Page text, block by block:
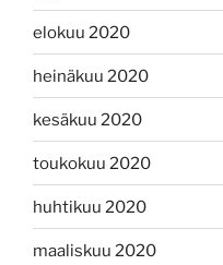
elokuu 2020
heinäkuu 2020
kesäkuu 2020
toukokuu 2020
huhtikuu 2020
maaliskuu 2020